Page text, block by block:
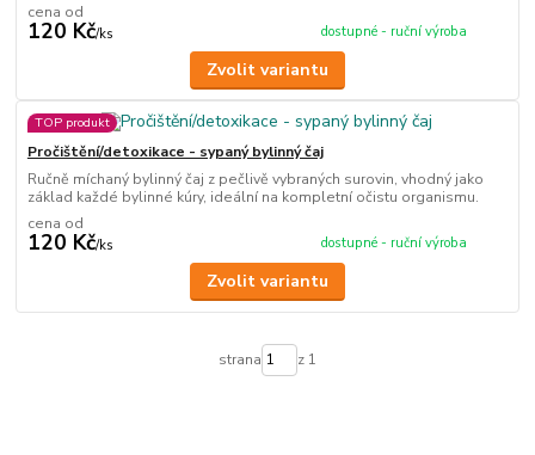
cena od
120 Kč/ks dostupné - ruční výroba
Zvolit variantu
TOP produkt
Pročištění/detoxikace - sypaný bylinný čaj
Ručně míchaný bylinný čaj z pečlivě vybraných surovin, vhodný jako
základ každé bylinné kúry, ideální na kompletní očistu organismu.
cena od
120 Kč/ks dostupné - ruční výroba
Zvolit variantu
strana z 1